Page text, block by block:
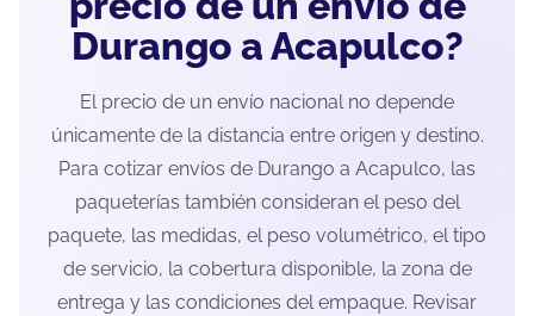
Durango a Acapulco?
El precio de un envío nacional no depende
únicamente de la distancia entre origen y destino.
Para cotizar envíos de Durango a Acapulco, las
paqueterías también consideran el peso del
paquete, las medidas, el peso volumétrico, el tipo
de servicio, la cobertura disponible, la zona de
entrega y las condiciones del empaque. Revisar